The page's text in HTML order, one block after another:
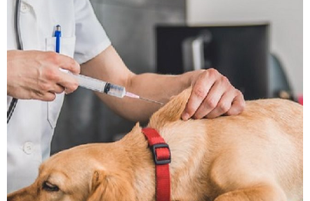
ستكون هذه العلامات عبارة عن مراحل متدرجة الى المرحلة الاخيرة وهى
الوفاة. _المرحلة الاولى, تظهر ان الكلب معرض لخطر الإصابة بسرطان
القلب ، ولكن ليس لديه أعراض ولا تغييرات في القلب. _المرحلة
الثانية,يعاني الكلب […]